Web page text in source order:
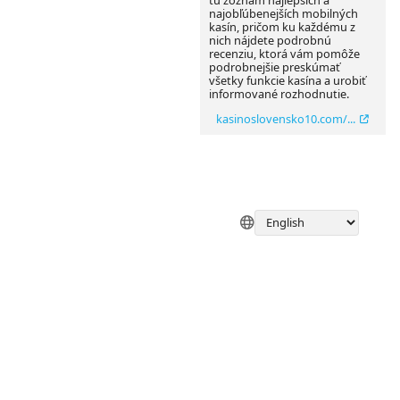
najobľúbenejších mobilných
kasín, pričom ku každému z
nich nájdete podrobnú
recenziu, ktorá vám pomôže
podrobnejšie preskúmať
všetky funkcie kasína a urobiť
informované rozhodnutie.
kasinoslovensko10.com/...